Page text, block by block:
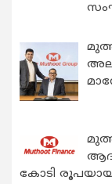
കോടി